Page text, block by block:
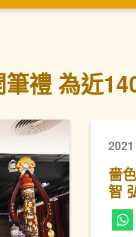
禮 為近
嗇
智